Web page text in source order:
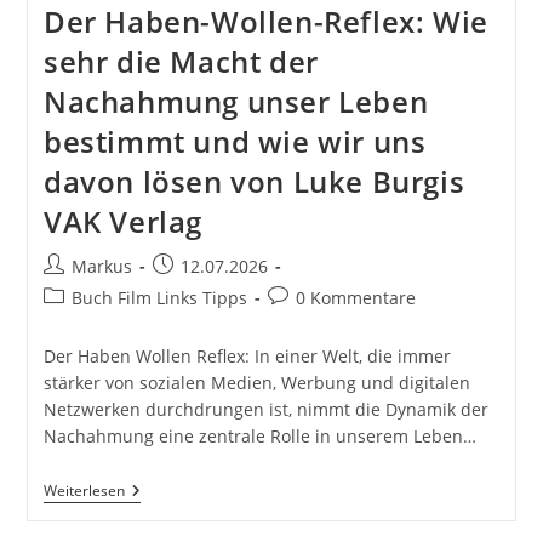
Der Haben-Wollen-Reflex: Wie
sehr die Macht der
Nachahmung unser Leben
bestimmt und wie wir uns
davon lösen von Luke Burgis
VAK Verlag
Beitrags-
Autor:
Markus
Beitrag
veröffentlicht:
12.07.2026
Beitrags-
Buch Film Links Tipps
Beitrags-
0 Kommentare
Der Haben Wollen Reflex: In einer Welt, die immer
stärker von sozialen Medien, Werbung und digitalen
Netzwerken durchdrungen ist, nimmt die Dynamik der
Nachahmung eine zentrale Rolle in unserem Leben…
WeiterlesenDer
Haben-